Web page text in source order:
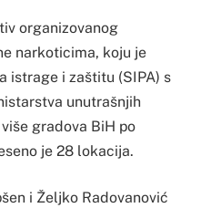
organizovanog
narkoticima, koju je
istrage i zaštitu (SIPA) s
unutrašnjih
gradova BiH po
je 28 lokacija.
i Željko Radovanović